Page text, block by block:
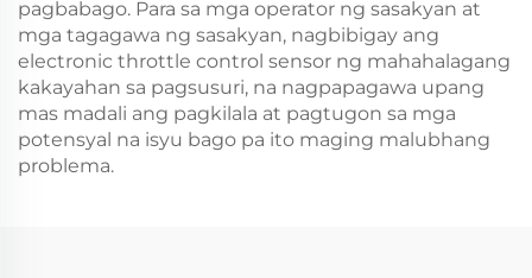
pagbabago. Para sa mga operator ng sasakyan at
mga tagagawa ng sasakyan, nagbibigay ang
electronic throttle control sensor ng mahahalagang
kakayahan sa pagsusuri, na nagpapagawa upang
mas madali ang pagkilala at pagtugon sa mga
potensyal na isyu bago pa ito maging malubhang
problema.